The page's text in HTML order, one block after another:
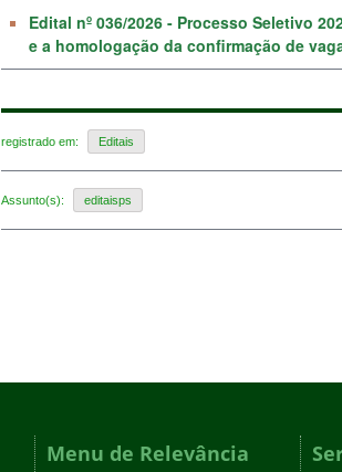
Edital nº 036/2026 - Processo Seletivo
e a homologação da confirmação de
registrado em: Editais
Assunto(s): editaisps
Menu de Relevância